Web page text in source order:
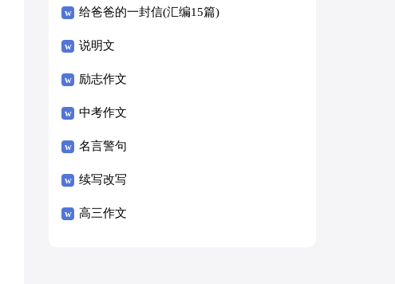
给爸爸的一封信(汇编15篇)
说明文
励志作文
中考作文
名言警句
续写改写
高三作文